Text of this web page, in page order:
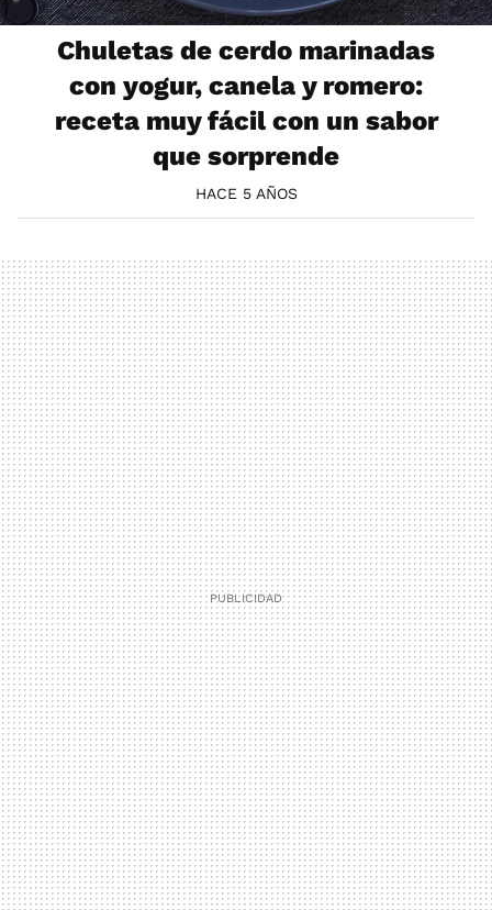
Chuletas de cerdo marinadas
con yogur, canela y romero:
receta muy fácil con un sabor
que sorprende
HACE 5 AÑOS